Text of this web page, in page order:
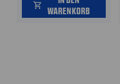
shopping_cart
WARENKORB